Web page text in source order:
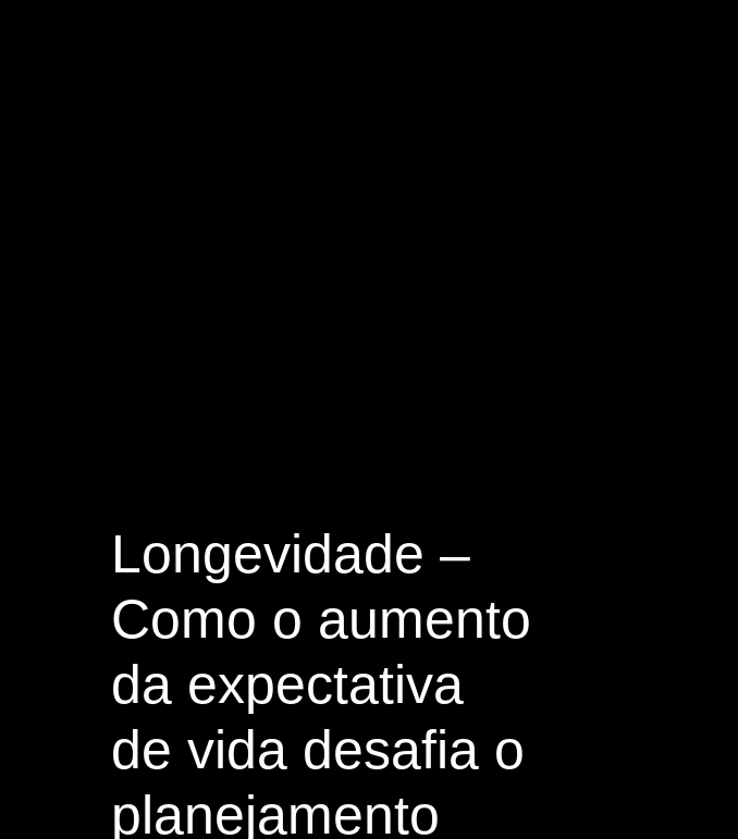
Longevidade –
Como o aumento
da expectativa
de vida desafia o
planejamento